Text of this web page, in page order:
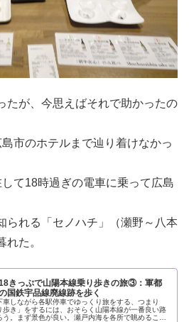
たが、今思えばそれで助かったの
市のホテルまで辿り着けなかっ
て18時過ぎの電車に乗って広島
られる「セノハチ」（瀬野～八本
た。
きっぷで山陽本線乗り歩きの旅③：軍都
国鉄宇品線廃線跡を歩く
車しながら各駅停車でゆっくり旅をする、つまり
歩き」をするには、おそらく山陽本線が一番良い路
う。まず景色が良い。瀬戸内海を各所で眺めること